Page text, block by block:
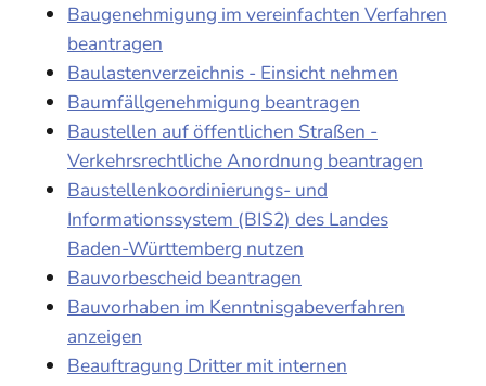
Baugenehmigung im vereinfachten Verfahren
beantragen
Baulastenverzeichnis - Einsicht nehmen
Baumfällgenehmigung beantragen
Baustellen auf öffentlichen Straßen -
Verkehrsrechtliche Anordnung beantragen
Baustellenkoordinierungs- und
Informationssystem (BIS2) des Landes
Baden-Württemberg nutzen
Bauvorbescheid beantragen
Bauvorhaben im Kenntnisgabeverfahren
anzeigen
Beauftragung Dritter mit internen